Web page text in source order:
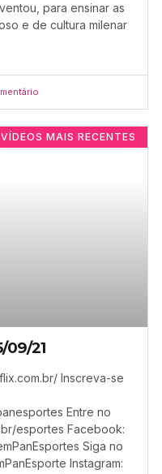
para ensinar as
e de cultura milenar
VÍDEOS MAIS RECENTES
09/21
Inscreva-se
Entre no
esportes Facebook:
Siga no
Instagram: